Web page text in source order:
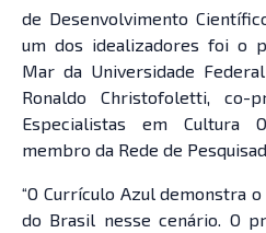
de Desenvolvimento
um dos idealizadores foi o
Mar da Universidade
Ronaldo Christofoletti, co-
Especialistas em Cultura
membro da Rede de
“O Currículo Azul demonstra
do Brasil nesse cenário. O